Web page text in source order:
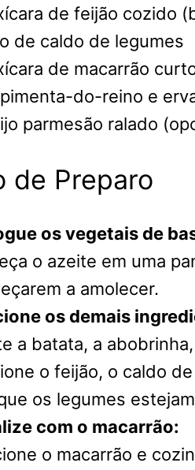
de feijão cozido
de caldo de legumes
de macarrão
do-reino e
parmesão ralado
de Preparo
os vegetais de
o azeite em uma
a amolecer.
os demais
a batata, a
o feijão, o caldo
os legumes
com o macarrão:
o macarrão e